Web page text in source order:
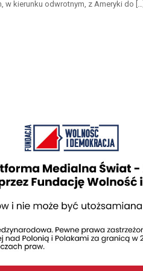
kierunku odwrotnym, z Ameryki do […]